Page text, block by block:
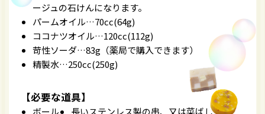
ージュの石けんになります。
パームオイル…70cc(64g)
ココナツオイル…120cc(112g)
苛性ソーダ…83g（薬局で購入できます）
精製水…250cc(250g)
【必要な道具】
ボール
長いステンレス製の串、又は菜ばし